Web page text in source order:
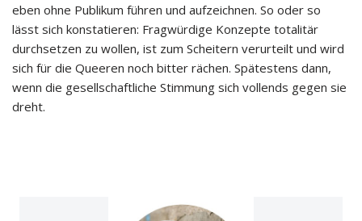
eben ohne Publikum führen und aufzeichnen. So oder so
lässt sich konstatieren: Fragwürdige Konzepte totalitär
durchsetzen zu wollen, ist zum Scheitern verurteilt und wird
sich für die Queeren noch bitter rächen. Spätestens dann,
wenn die gesellschaftliche Stimmung sich vollends gegen sie
dreht.